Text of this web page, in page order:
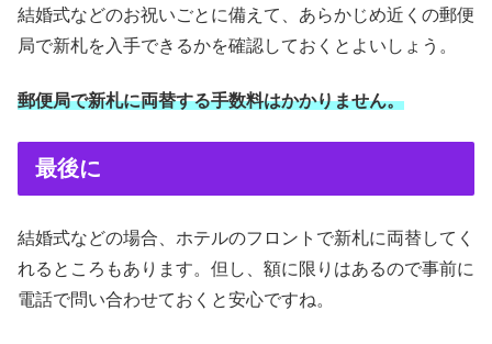
結婚式などのお祝いごとに備えて、あらかじめ近くの郵便
局で新札を入手できるかを確認しておくとよいしょう。
郵便局で新札に両替する手数料はかかりません。
最後に
結婚式などの場合、ホテルのフロントで新札に両替してく
れるところもあります。但し、額に限りはあるので事前に
電話で問い合わせておくと安心ですね。